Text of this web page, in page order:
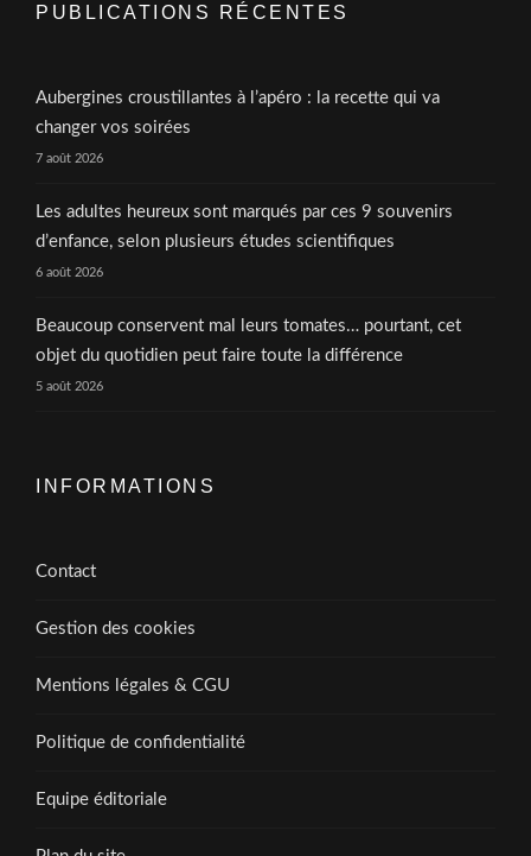
PUBLICATIONS RÉCENTES
Aubergines croustillantes à l’apéro : la recette qui va
changer vos soirées
7 août 2026
Les adultes heureux sont marqués par ces 9 souvenirs
d’enfance, selon plusieurs études scientifiques
6 août 2026
Beaucoup conservent mal leurs tomates… pourtant, cet
objet du quotidien peut faire toute la différence
5 août 2026
INFORMATIONS
Contact
Gestion des cookies
Mentions légales & CGU
Politique de confidentialité
Equipe éditoriale